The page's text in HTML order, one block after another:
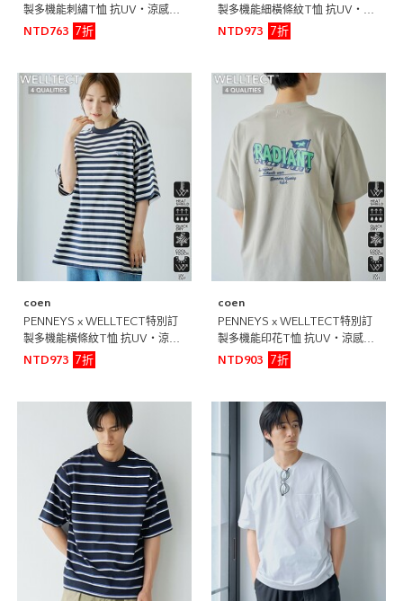
製多機能刺繡T恤 抗UV・涼感・
吸水速乾・遮熱
NTD763 7折
製多機能細橫條紋T恤 抗UV・涼
感・吸水速乾・遮熱
NTD973 7折
coen
PENNEYS x WELLTECT特別訂
製多機能橫條紋T恤 抗UV・涼
感・吸水速乾・遮熱
NTD973 7折
coen
PENNEYS x WELLTECT特別訂
製多機能印花T恤 抗UV・涼感・
吸水速乾・遮熱
NTD903 7折